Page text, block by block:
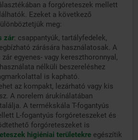
a forgóreteszek mellett
Ezeket a következő
meg:
zár: csappantyúk, tartályfedelek,
zárására használatosak. A
egyenes- vagy kereszthoronnyal,
nélküli beszereléshez
is kapható.
az kompakt, lezárható vagy kis
A norelem árukínálatában
A termékskála T-fogantyús
L-fogantyús forgóreteszeket és
forgóreteszeket is
higiéniai területekre egészítik